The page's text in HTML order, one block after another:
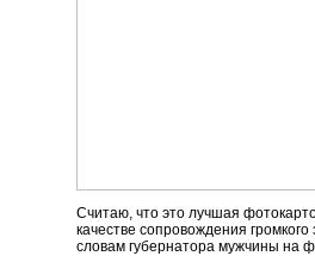
Считаю, что это лучшая
качестве сопровождения
словам губернатора мужчины на